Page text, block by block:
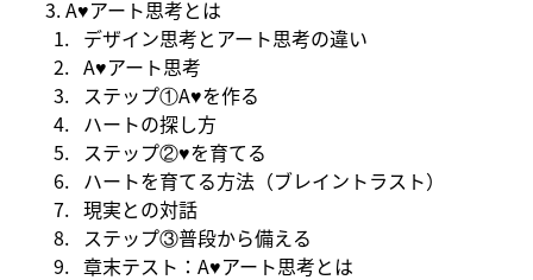
3. ​A♥アート思考とは
​デザイン思考とアート思考の違い
A♥アート思考
ステップ①A♥を作る
ハートの探し方
ステップ②♥を育てる
ハートを育てる方法（ブレイントラスト）
現実との対話
ステップ③普段から備える
章末テスト：A♥アート思考とは